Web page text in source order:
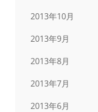
2013年10月
2013年9月
2013年8月
2013年7月
2013年6月